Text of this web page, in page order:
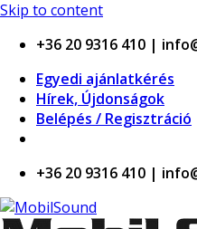
casino
Skip to content
+36 20 9316 410 |
Egyedi ajánlatkérés
Hírek, Újdonságok
Belépés / Regisztráció
+36 20 9316 410 |